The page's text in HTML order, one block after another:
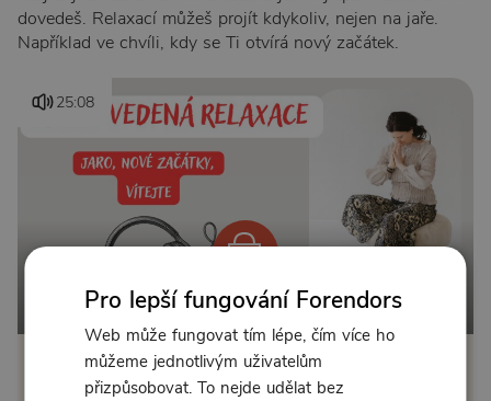
dovedeš. Relaxací můžeš projít kdykoliv, nejen na jaře.
Například ve chvíli, kdy se Ti otvírá nový začátek.
25:08
Od 111 Kč měsíčně nebo 39 Kč jednorázově
Zřídit předplatné
Pro lepší fungování Forendors
Web může fungovat tím lépe, čím více ho
můžeme jednotlivým uživatelům
přizpůsobovat. To nejde udělat bez